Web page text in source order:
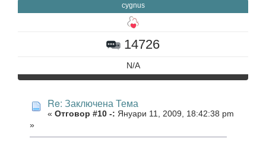
cygnus
14726
N/A
Re: Заключена Тема
« Отговор #10 -: Януари 11, 2009, 18:42:38 pm
»